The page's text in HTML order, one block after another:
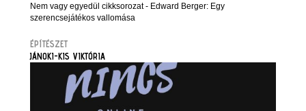
Nem vagy egyedül cikksorozat - Edward Berger: Egy
szerencsejátékos vallomása
ÉPÍTÉSZET
JÁNOKI-KIS VIKTÓRIA